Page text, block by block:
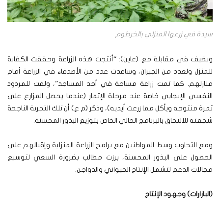
سيدة في زرعها المنزلي بالخرطوم
ويضيف في مقابلة مع (عاين): “أنتجت هذه الزراعة وحققت الكفاية
للمنزل ولعدد من الجيران، وساعدت عدد من الأصدقاء في الزراعة أمام
منازلهم. كما تمت زراعة مساحة في أحد المساجد”، ولفت للمردود
النفسي الإيجابي خاصة عند مرحلة الإثمار (عندما يحصل المزارع على
ثمرة منتوجه ويأكل مما زرعت أيديه)، وذكر (م ع) أن تلك التجربة الناجحة
شجعته للالتحاق بالبرنامج الحالي الخاص بتوزيع البذور المحسنة.
ومع التجاوب وسط المواطنين مع برامج الزراعة المنزلية وإقبالهم على
الحصول على البذور المحسنة، برزت مطالب بضرورة السعي لتوسيع
مجالات الدعم لتشمل الإنتاج الحيواني والدواجن.
(البازارات) وجهود الإنتاج